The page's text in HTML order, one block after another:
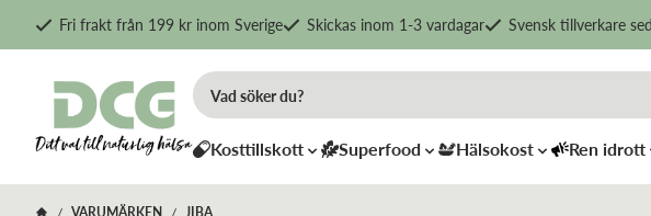
Fri frakt från 199 kr inom Sverige Skickas inom 1-3 vardagar Svensk tillverkare
Kosttillskott Superfood Hälsokost Ren idrott